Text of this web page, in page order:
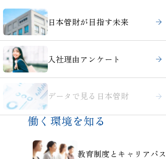
日本管財が目指す未来
入社理由アンケート
データで見る日本管財
働く環境を知る
教育制度とキャリアパス